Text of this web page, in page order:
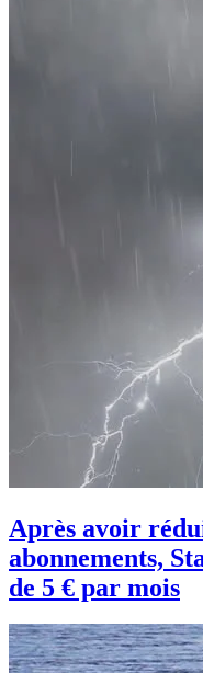
Après avoir
abonnements,
de 5 € par mois